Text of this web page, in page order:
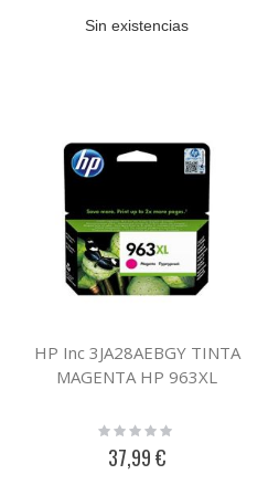
Sin existencias
HP Inc 3JA28AEBGY TINTA
MAGENTA HP 963XL
Rating:
37,99 €